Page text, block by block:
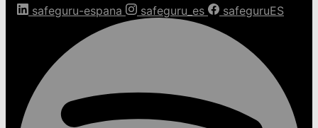
safeguru-espana
safeguru_es safeguruES